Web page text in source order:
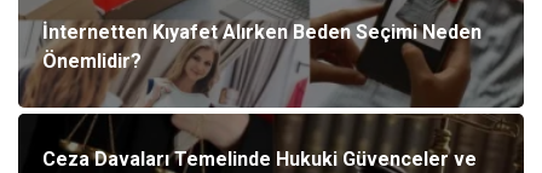
İnternetten Kıyafet Alırken Beden Seçimi Neden
Önemlidir?
Ceza Davaları Temelinde Hukuki Güvenceler ve